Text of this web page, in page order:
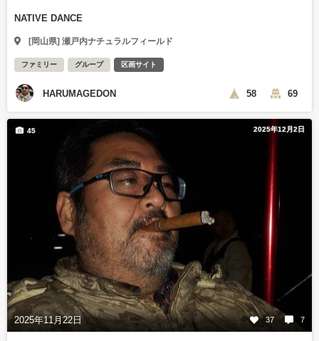
NATIVE DANCE
[岡山県] 瀬戸内ナチュラルフィールド
ファミリー グループ 区画サイト
HARUMAGEDON 58 69
2025年12月2日
2025年11月22日 37 7
45